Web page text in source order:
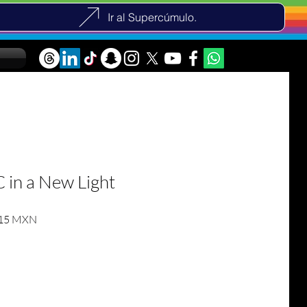
Ir al Supercúmulo.
in a New Light
kaina
MXNPardavimo kaina